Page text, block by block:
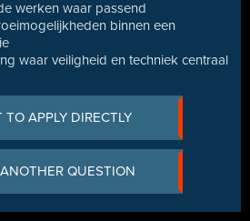
werken waar passend
binnen een
waar veiligheid en techniek centraal
TO APPLY DIRECTLY
QUESTION